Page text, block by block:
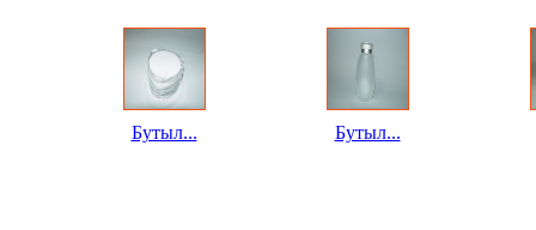
Бутыл... Бутыл...